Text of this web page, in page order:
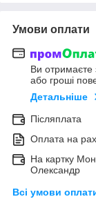
Умови оплати
Ви отримаєте
або гроші
Детальніше
Післяплата
Оплата на
На картку
Олександр
Всі умови